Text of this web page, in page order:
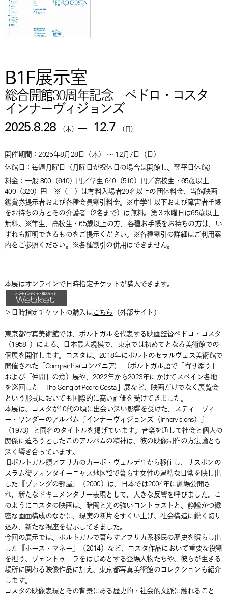
B1F展示室
総合開館30周年記念 ペドロ・コスタ
インナーヴィジョンズ
2025.8.28 （木）— 12.7 （日）
開催期間：2025年8月28日 （木） ～ 12月7日
（日）
休館日：毎週月曜日（月曜日が祝休日の場合は開館し、翌平日休館）
料金：一般 800（640）円／学生 640（510）円／高校生・65歳以上
400（320）円 ※（ ）は有料入場者20名以上の団体料金、当館映画
鑑賞券提示者および各種会員割引料金。※中学生以下および障害者手帳
をお持ちの方とその介護者（2名まで）は無料。第３水曜日は65歳以上
無料。※学生、高校生・65歳以上の方、各種お手帳をお持ちの方は、い
ずれも証明できるものをご提示ください。※各種割引の詳細はご利用案
内をご参照ください。※各種割引の併用はできません。
本展はオンラインで日時指定チケットが購入できます。
＞日時指定チケットの購入はこちら （外部サイト）
東京都写真美術館では、ポルトガルを代表する映画監督ペドロ・コスタ
（1958–）による、日本最大規模で、東京では初めてとなる美術館での
個展を開催します。コスタは、2018年にポルトのセラルヴェス美術館で
開催された「Companhia(コンパニア)」（ポルトガル語で「寄り添う」
および「仲間」の意）展や、2022年から2023年にかけてスペイン各地
を巡回した「The Song of Pedro Costa」展など、映画だけでなく展覧会
という形式においても国際的に高い評価を受けてきました。
本展は、コスタが10代の頃に出会い深い影響を受けた、スティーヴィ
ー・ワンダーのアルバム『インナーヴィジョンズ（Innervisions）』
（1973）と同名のタイトルを掲げています。音楽を通して社会と個人の
関係に迫ろうとしたこのアルバムの精神は、彼の映像制作の方法論とも
深く響き合っています。
旧ポルトガル領アフリカのカーボ・ヴェルデ*1から移住し、リスボンの
スラム街フォンタイーニャス地区*2で暮らす女性の過酷な日常を映し出
した『ヴァンダの部屋』（2000）は、日本では2004年に劇場公開さ
れ、新たなドキュメンタリー表現として、大きな反響を呼びました。こ
のようにコスタの映画は、暗闇と光の強いコントラストと、静謐かつ緻
密な画面構成のなかに、現実の断片をすくい上げ、社会構造に鋭く切り
込み、新たな視座を提示してきました。
今回の展示では、ポルトガルで暮らすアフリカ系移民の歴史を照らし出
した『ホース・マネー』（2014）など、コスタ作品において重要な役割
を担う、ヴェントゥーラをはじめとする登場人物たちや、彼らが生きる
場所に関わる映像作品に加え、東京都写真美術館のコレクションも紹介
します。
コスタの映像表現とその背景にある歴史的・社会的文脈に触れること